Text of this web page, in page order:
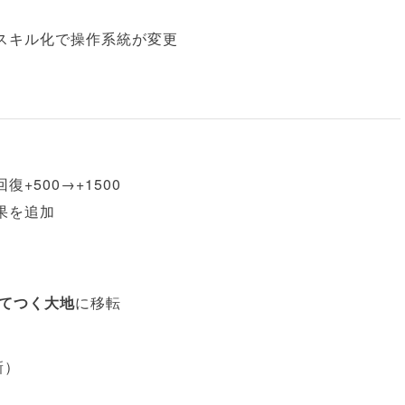
キル化で操作系統が変更
復+500→+1500
を追加
つく大地に移転